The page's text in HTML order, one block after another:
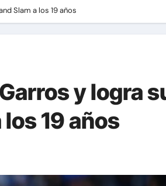
Slam a los 19 años
y logra
19 años